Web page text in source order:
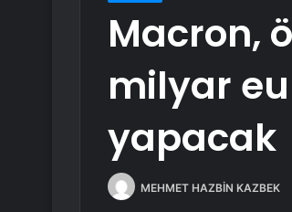
Macron,
milyar
yapacak
MEHMET HAZBİN KAZBEK